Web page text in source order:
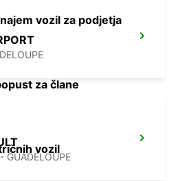
GUADELOUPE
vozil za podjetja
za člane
vozil